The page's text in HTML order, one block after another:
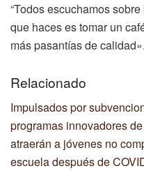
“Todos escuchamos
que haces es tomar un
más pasantías de calidad».
Relacionado
Impulsados ​​por
programas innovadores
atraerán a jóvenes no
escuela después de